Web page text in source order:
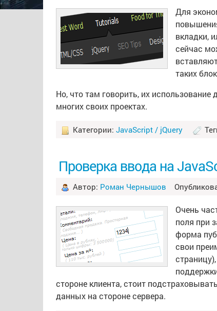
Для
вкладки,
сейчас
таких
Но, что там говорить, их использование
многих своих проектах.
Категории: JavaScript / jQuery
Проверка ввода на
Автор: Роман Чернышов
Очень
поля при
форма
свои
стороне клиента, стоит
данных на стороне сервера.